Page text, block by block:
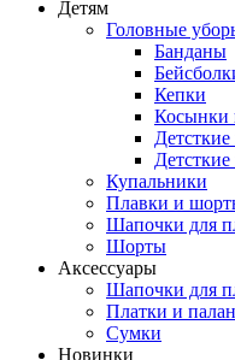
Детям
Головные
Банданы
Кепки
Косынки
Купальники
Плавки и
Шапочки для
Шорты
Аксессуары
Шапочки для
Платки и
Сумки
Новинки